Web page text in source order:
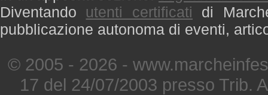
Diventando utenti certificati di
pubblicazione autonoma di eventi,
© 2005 - 2026 -
17 del 24/07/2003 presso Trib.